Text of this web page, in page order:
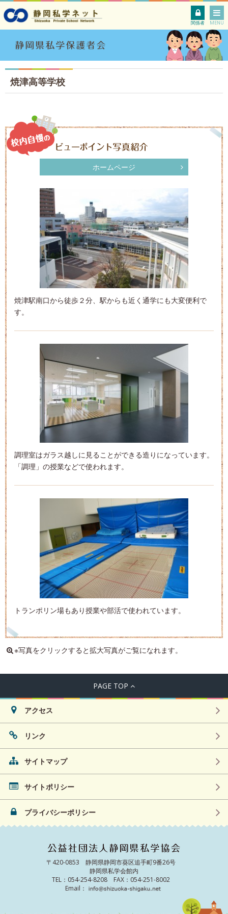
関係者 MENU
焼津高等学校
ホームページ
焼津駅南口から徒歩２分、駅からも近く通学にも大変便利で
す。
調理室はガラス越しに見ることができる造りになっています。
「調理」の授業などで使われます。
トランポリン場もあり授業や部活で使われています。
※写真をクリックすると拡大写真がご覧になれます。
PAGE TOP
アクセス
リンク
サイトマップ
サイトポリシー
プライバシーポリシー
〒420-0853 静岡県静岡市葵区追手町9番26号
静岡県私学会館内
TEL：054-254-8208 FAX：054-251-8002
Email：